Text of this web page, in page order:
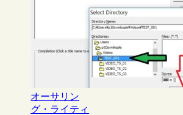
オーサリン
グ・ライティ